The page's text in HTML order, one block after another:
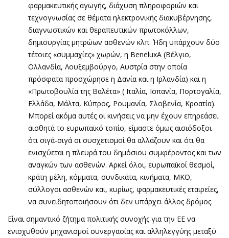
φαρμακευτικής αγωγής, διάχυση πληροφοριών και
τεχνογνωσίας σε θέματα ηλεκτρονικής διακυβέρνησης,
διαγνωστικών και θεραπευτικών πρωτοκόλλων,
δημιουργίας μητρώων ασθενών κλπ. Ήδη υπάρχουν δύο
τέτοιες «συμμαχίες» χωρών, η BeneluxA (Βέλγιο,
Ολλανδία, Λουξεμβούργο, Αυστρία στην οποία
πρόσφατα προσχώρησε η Δανία και η Ιρλανδία) και η
«Πρωτοβουλία της Βαλέτα» ( Ιταλία, Ισπανία, Πορτογαλία,
Ελλάδα, Μάλτα, Κύπρος, Ρουμανία, Σλοβενία, Κροατία).
Μπορεί ακόμα αυτές οι κινήσεις να μην έχουν επηρεάσει
αισθητά το ευρωπαϊκό τοπίο, είμαστε όμως αισιόδοξοι
ότι σιγά-σιγά οι συσχετισμοί θα αλλάζουν και ότι θα
ενισχύεται η πλευρά του δημόσιου συμφέροντος και των
αναγκών των ασθενών. Αρκεί όλοι, ευρωπαϊκοί θεσμοί,
κράτη-μέλη, κόμματα, συνδικάτα, κινήματα, ΜΚΟ,
σύλλογοι ασθενών και, κυρίως, φαρμακευτικές εταιρείες,
να συνειδητοποιήσουν ότι δεν υπάρχει άλλος δρόμος.
Είναι σημαντικό ζήτημα πολιτικής συνοχής για την ΕΕ να
ενισχυθούν μηχανισμοί συνεργασίας και αλληλεγγύης μεταξύ